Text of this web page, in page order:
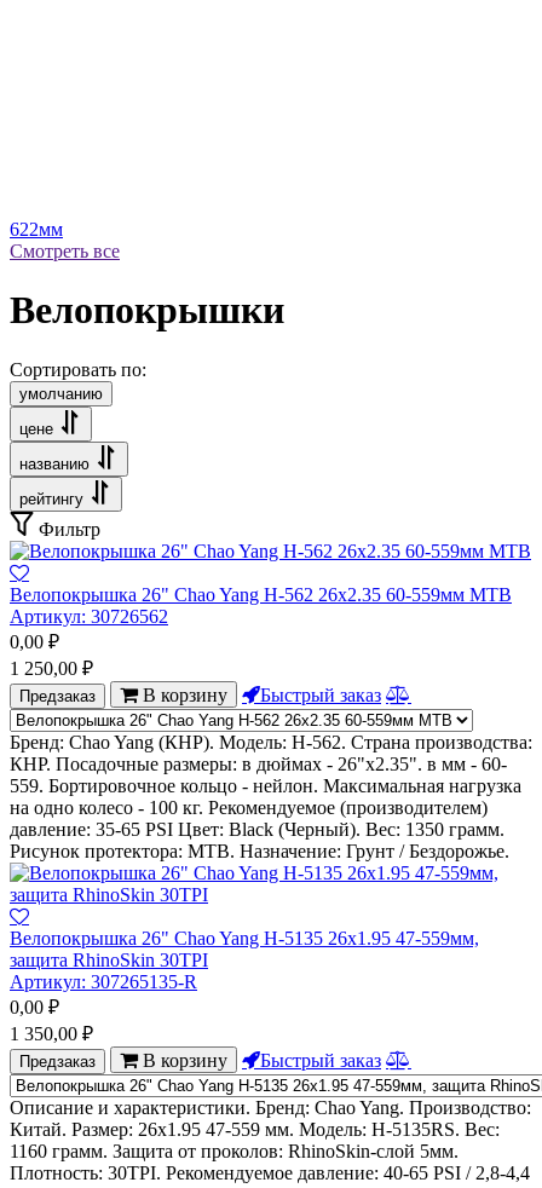
622мм
Смотреть все
Велопокрышки
Сортировать по:
умолчанию
цене
названию
рейтингу
Фильтр
Велопокрышка 26" Chao Yang Н-562 26x2.35 60-559мм МТВ
Артикул: 30726562
0,00 ₽
1 250,00 ₽
Предзаказ В корзину Быстрый заказ
Бренд: Chao Yang (КНР). Модель: Н-562. Страна производства:
КНР. Посадочные размеры: в дюймах - 26"x2.35". в мм - 60-
559. Бортировочное кольцо - нейлон. Максимальная нагрузка
на одно колесо - 100 кг. Рекомендуемое (производителем)
давление: 35-65 PSI Цвет: Black (Черный). Вес: 1350 грамм.
Рисунок протектора: MTB. Назначение: Грунт / Бездорожье.
Велопокрышка 26" Chao Yang Н-5135 26х1.95 47-559мм,
защита RhinoSkin 30TPI
Артикул: 307265135-R
0,00 ₽
1 350,00 ₽
Предзаказ В корзину Быстрый заказ
Описание и характеристики. Бренд: Chao Yang. Производство:
Китай. Размер: 26x1.95 47-559 мм. Модель: Н-5135RS. Вес:
1160 грамм. Защита от проколов: RhinoSkin-слой 5мм.
Плотность: 30TPI. Рекомендуемое давление: 40-65 PSI / 2,8-4,4